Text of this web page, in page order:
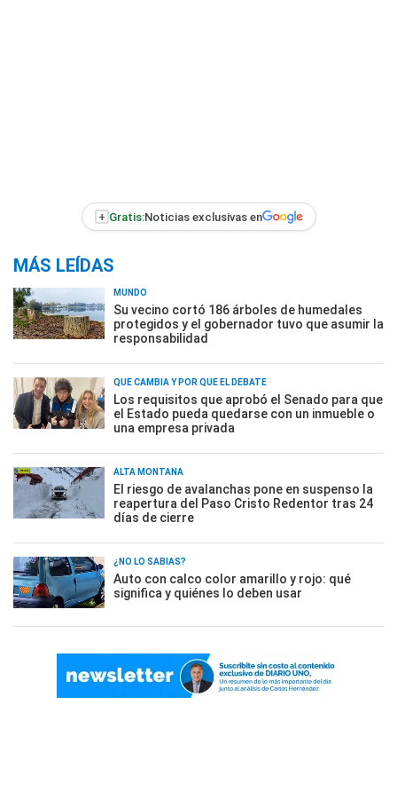
+ Gratis:Noticias exclusivas en
MÁS LEÍDAS
MUNDO
Su vecino cortó 186 árboles de humedales
protegidos y el gobernador tuvo que asumir la
responsabilidad
QUÉ CAMBIA Y POR QUÉ EL DEBATE
Los requisitos que aprobó el Senado para que
el Estado pueda quedarse con un inmueble o
una empresa privada
ALTA MONTAÑA
El riesgo de avalanchas pone en suspenso la
reapertura del Paso Cristo Redentor tras 24
días de cierre
¿NO LO SABÍAS?
Auto con calco color amarillo y rojo: qué
significa y quiénes lo deben usar